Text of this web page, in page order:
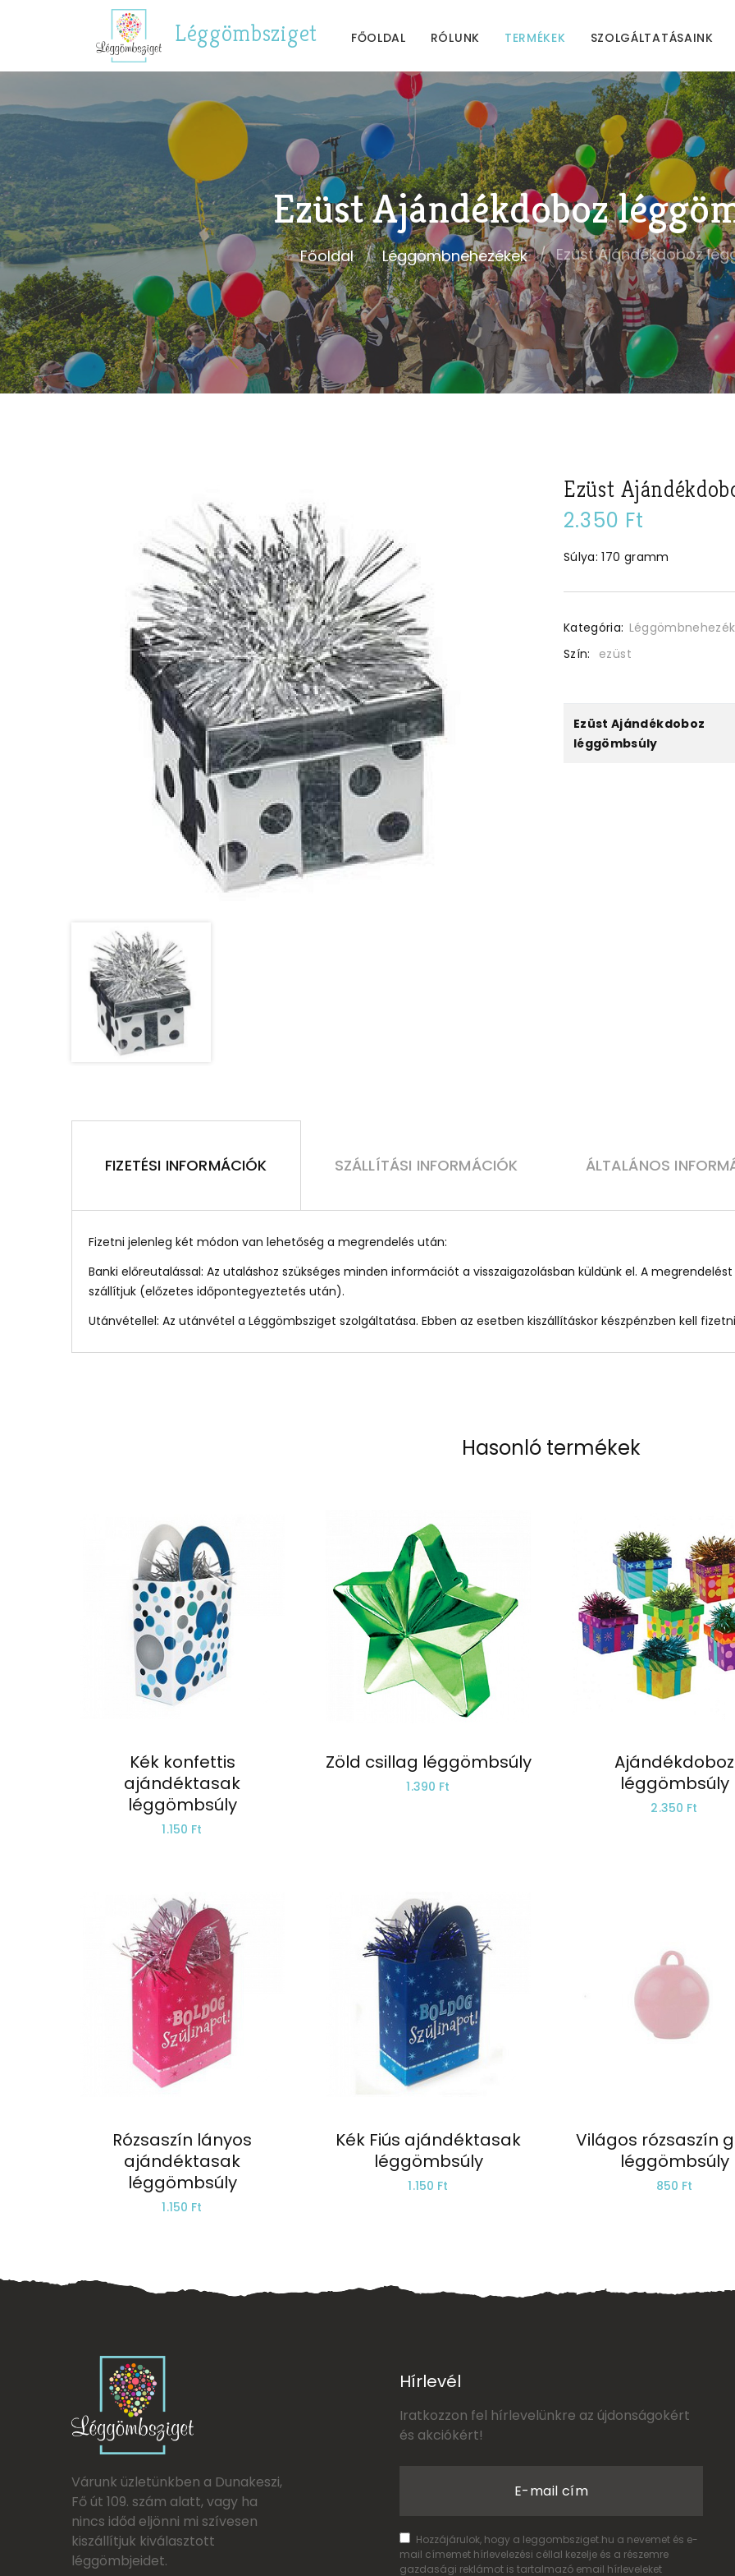
Léggömbsziget FŐOLDAL RÓLUNK TERMÉKEK SZOLGÁLTATÁSAINK
Ezüst Ajándékdoboz
Főoldal Léggömbnehezékek Ezüst Ajándékdoboz
Ezüst
2.350 Ft
Súlya: 170 gramm
Kategória:
Szín:
ezüst
Ezüst Ajándékdoboz
léggömbsúly
FIZETÉSI INFORMÁCIÓK SZÁLLÍTÁSI INFORMÁCIÓK ÁLTALÁNOS
Fizetni jelenleg két módon van lehetőség a megrendelés után:
Banki előreutalással: Az utaláshoz szükséges minden információt a visszaigazolásban küldünk el. A
szállítjuk (előzetes időpontegyeztetés után).
Utánvétellel: Az utánvétel a Léggömbsziget szolgáltatása. Ebben az esetben kiszállításkor készpénzben kell
Hasonló termékek
Kék konfettis
ajándéktasak
léggömbsúly
1.150 Ft
Zöld csillag léggömbsúly
1.390 Ft
Ajándékdoboz
léggömbsúly
2.350 Ft
Rózsaszín lányos
ajándéktasak
léggömbsúly
1.150 Ft
Kék Fiús ajándéktasak
léggömbsúly
1.150 Ft
Világos rózsaszín
léggömbsúly
850 Ft
Várunk üzletünkben a Dunakeszi,
Fő út 109. szám alatt, vagy ha
nincs időd eljönni mi szívesen
kiszállítjuk kiválasztott
léggömbjeidet.
Hírlevél
Iratkozzon fel hírlevelünkre az újdonságokért
és akciókért!
E-mail cím
Hozzájárulok, hogy a leggombsziget.hu a nevemet és e-
mail címemet hírlevelezési céllal kezelje és a részemre
gazdasági reklámot is tartalmazó email hírleveleket